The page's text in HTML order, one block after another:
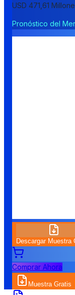
USD 471,61
Pronóstico del
Descargar Muestra
Comprar Ahora
Muestra Gratis